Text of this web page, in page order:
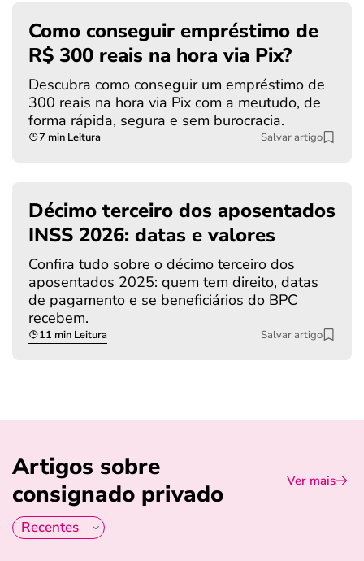
Como conseguir empréstimo de
R$ 300 reais na hora via Pix?
Descubra como conseguir um empréstimo de
300 reais na hora via Pix com a meutudo, de
forma rápida, segura e sem burocracia.
7 min Leitura Salvar artigo
Décimo terceiro dos aposentados
INSS 2026: datas e valores
Confira tudo sobre o décimo terceiro dos
aposentados 2025: quem tem direito, datas
de pagamento e se beneficiários do BPC
recebem.
11 min Leitura Salvar artigo
Artigos sobre
consignado privado
Ver mais